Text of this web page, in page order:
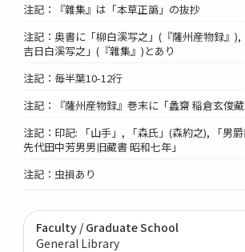
注記：『雜集』は「本草正譌」の抜抄
注記：奥書に「柳白溪写之」(『薩州産物録』),
吉日白溪写之」(『雜集』)とあり
注記：毎半葉10-12行
注記：『薩州産物録』巻末に「蠡齋 稲倉玄俊
注記：印記: 「山手」, 「森氏」(森約之), 「男
先代田中芳男男旧藏書 昭和七年」
注記：虫損あり
Faculty / Graduate School
General Library